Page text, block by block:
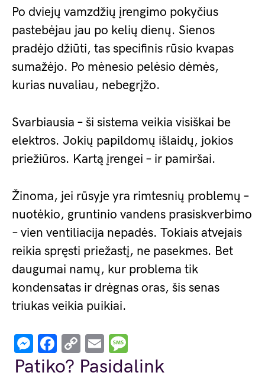
Po dviejų vamzdžių įrengimo pokyčius
pastebėjau jau po kelių dienų. Sienos
pradėjo džiūti, tas specifinis rūsio kvapas
sumažėjo. Po mėnesio pelėsio dėmės,
kurias nuvaliau, nebegrįžo.
Svarbiausia – ši sistema veikia visiškai be
elektros. Jokių papildomų išlaidų, jokios
priežiūros. Kartą įrengei – ir pamiršai.
Žinoma, jei rūsyje yra rimtesnių problemų –
nuotėkio, gruntinio vandens prasiskverbimo
– vien ventiliacija nepadės. Tokiais atvejais
reikia spręsti priežastį, ne pasekmes. Bet
daugumai namų, kur problema tik
kondensatas ir drėgnas oras, šis senas
triukas veikia puikiai.
Messenger
Facebook
Copy
Link
Email
Patiko? Pasidalink